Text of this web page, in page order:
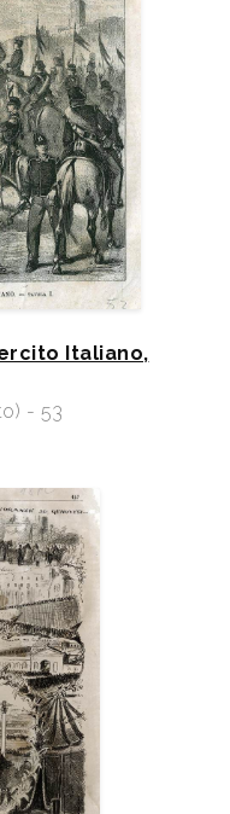
Italiano,
- 53